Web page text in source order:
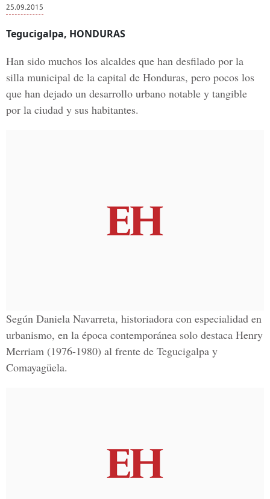
25.09.2015
Tegucigalpa, HONDURAS
Han sido muchos los alcaldes que han desfilado por la
silla municipal de la capital de Honduras, pero pocos los
que han dejado un desarrollo urbano notable y tangible
por la ciudad y sus habitantes.
Según Daniela Navarreta, historiadora con especialidad en
urbanismo, en la época contemporánea solo destaca Henry
Merriam (1976-1980) al frente de Tegucigalpa y
Comayagüela.